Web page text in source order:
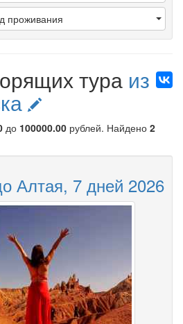
проживания
тура из
до 100000.00 рублей. Найдено 2
Алтая, 7 дней 2026